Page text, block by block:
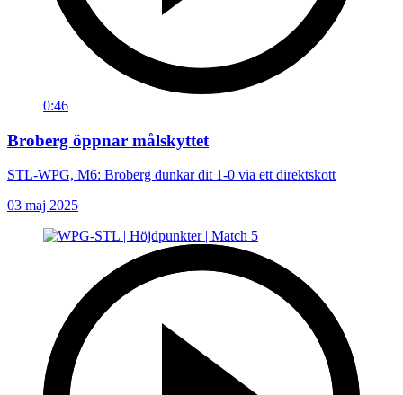
0:46
Broberg öppnar målskyttet
STL-WPG, M6: Broberg dunkar dit 1-0 via ett direktskott
03 maj 2025